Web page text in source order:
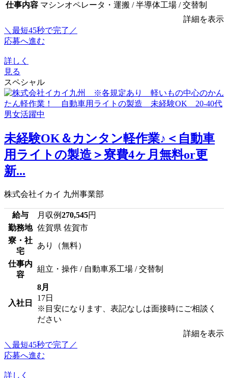
仕事内容 マシンオペレータ・運搬 / 半導体工場 / 交替制
詳細を表示
＼最短45秒で完了／
応募へ進む
詳しく
見る
スペシャル
未経験OK＆カンタン軽作業♪＜自動車
用ライトの製造＞寮費4ヶ月無料or更
新...
株式会社イカイ 九州事業部
給与 月収例270,545円
勤務地 佐賀県 佐賀市
寮・社
宅
あり（無料）
仕事内
容
組立・操作 / 自動車系工場 / 交替制
入社日
8月
17日
※目安になります、表記なしは面接時にご相談く
ださい
詳細を表示
＼最短45秒で完了／
応募へ進む
詳しく